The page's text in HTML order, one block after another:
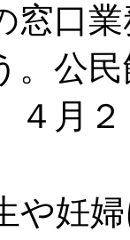
窓口
。公
４月
や妊